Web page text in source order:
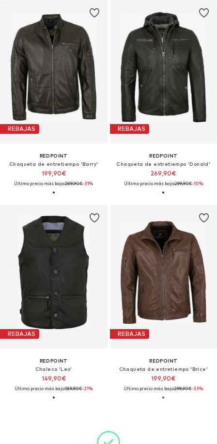
REBAJAS
REDPOINT
Chaqueta de entretiempo 'Barry'
199,90€
Último precio más bajo:289,90€-31%
REBAJAS
REDPOINT
Chaqueta de entretiempo 'Donald'
269,90€
Último precio más bajo:299,90€-10%
REBAJAS
REDPOINT
Chaleco 'Leo'
149,90€
Último precio más bajo:189,90€-21%
REBAJAS
REDPOINT
Chaqueta de entretiempo 'Brice'
199,90€
Último precio más bajo:299,90€-33%